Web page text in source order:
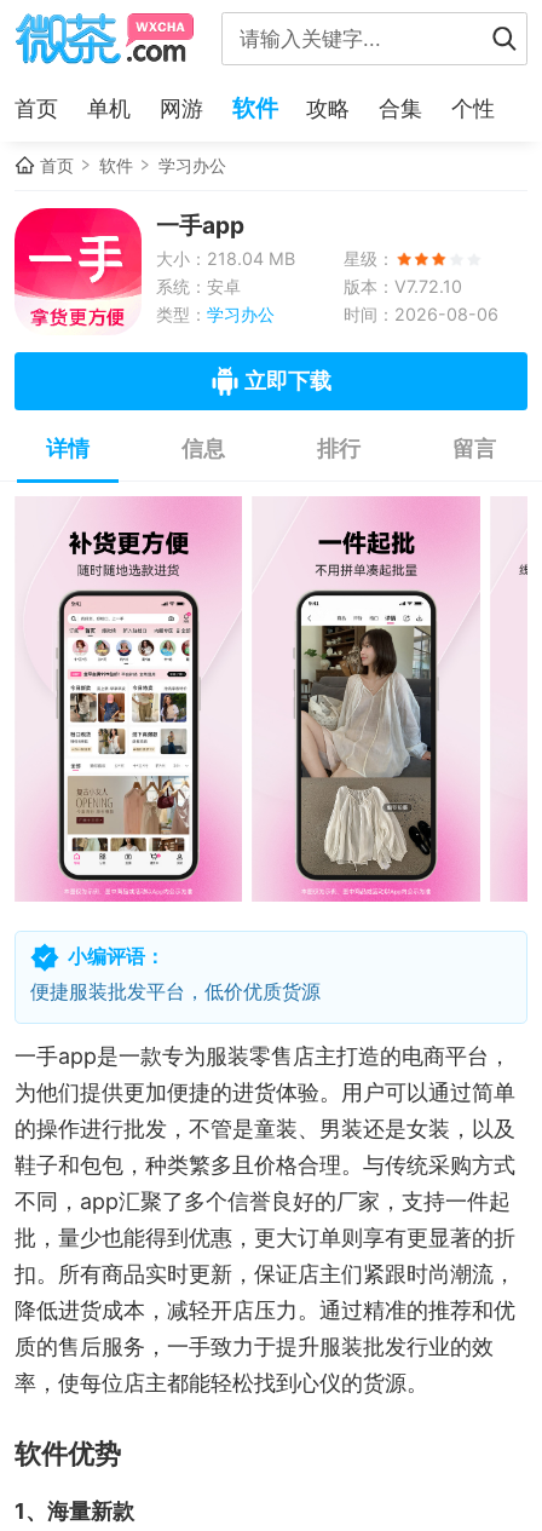
首页 单机 网游 软件 攻略 合集 个性
首页 软件 学习办公
一手app
大小：218.04 MB
星级：
系统：安卓
版本：V7.72.10
类型： 学习办公 时间：2026-08-06
立即下载
详情 信息 排行 留言
小编评语：
便捷服装批发平台，低价优质货源
一手app是一款专为服装零售店主打造的电商平台，
为他们提供更加便捷的进货体验。用户可以通过简单
的操作进行批发，不管是童装、男装还是女装，以及
鞋子和包包，种类繁多且价格合理。与传统采购方式
不同，app汇聚了多个信誉良好的厂家，支持一件起
批，量少也能得到优惠，更大订单则享有更显著的折
扣。所有商品实时更新，保证店主们紧跟时尚潮流，
降低进货成本，减轻开店压力。通过精准的推荐和优
质的售后服务，一手致力于提升服装批发行业的效
率，使每位店主都能轻松找到心仪的货源。
软件优势
1、海量新款